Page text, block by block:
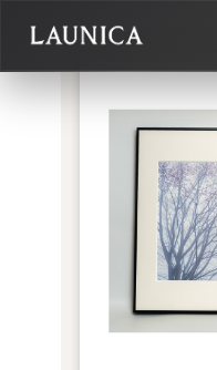
作品＋アーティスト
アーティスト